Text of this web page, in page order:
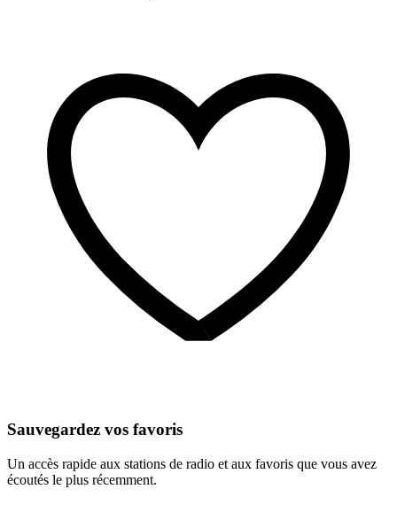
Sauvegardez vos favoris
Un accès rapide aux stations de radio et aux favoris que vous avez
écoutés le plus récemment.